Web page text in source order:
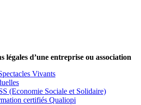
d’une entreprise ou association
Vivants
(Economie Sociale et Solidaire)
certifiés Qualiopi